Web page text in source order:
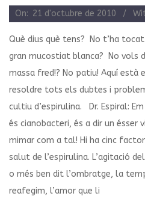
2010-
On: 21 d'octubre de 2010
Què dius què tens? No t’ha
gran mucostiat blanca? No vols
massa fred!? No patiu! Aquí està
resoldre tots els dubtes i
cultiu d’espirulina. Dr. Espiral:
és cianobacteri, és a dir un ésser
mimar com a tal! Hi ha cinc
salut de l’espirulina. L’agitació
o més ben dit l’ombratge, la
reafegim, l’amor que li